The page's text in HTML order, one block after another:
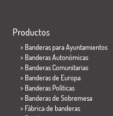
Productos
> Banderas para Ayuntamientos
> Banderas Autonómicas
> Banderas Comunitarias
> Banderas de Europa
> Banderas Políticas
> Banderas de Sobremesa
> Fábrica de banderas